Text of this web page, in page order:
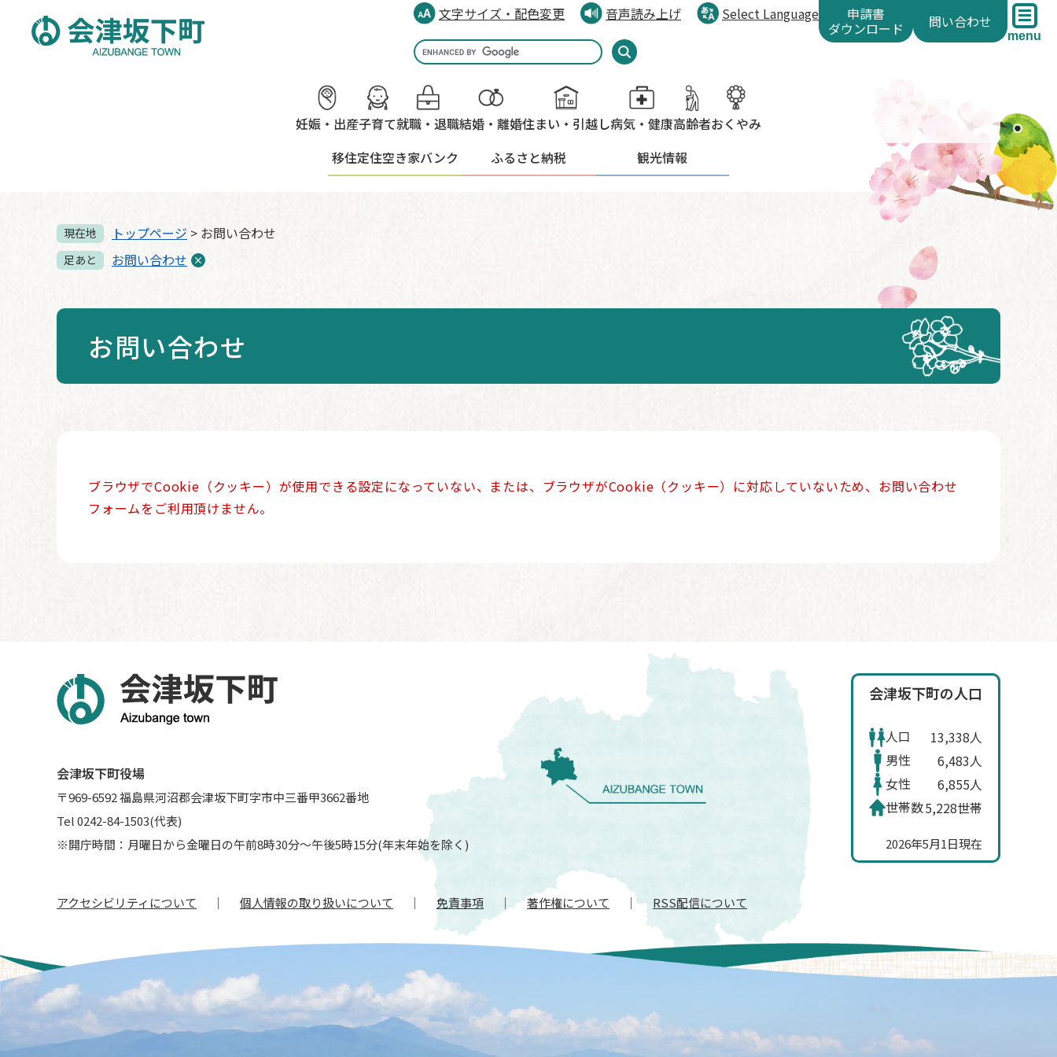
文字サイズ・配色変更 音声読み上げ
Select Language
Google
カ
ス
タ
ム
索
申請書
ダウンロード 問い合わせ
menu
妊娠・出産子育て就職・退職結婚・離婚住まい・引越し病気・健康高齢者おくやみ
移住定住空き家バンク ふるさと納税 観光情報
現在地 トップページ > お問い合わせ
足あと お問い合わせ
お問い合わせ
文
ブラウザでCookie（クッキー）が使用できる設定になっていない、または、ブラウザがCookie（クッキー）に対応していないため、お問い合わせ
フォームをご利用頂けません。
アクセシビリティについて 個人情報の取り扱いについて 免責事項 著作権について RSS配信について
会津坂下町役場
〒969-6592 福島県河沼郡会津坂下町字市中三番甲3662番地
Tel 0242-84-1503(代表)
※開庁時間：月曜日から金曜日の午前8時30分～午後5時15分(年末年始を除く)
会津坂下町の人口
人口
13,338人
男性
6,483人
女性
6,855人
世帯数5,228世帯
2026年5月1日現在